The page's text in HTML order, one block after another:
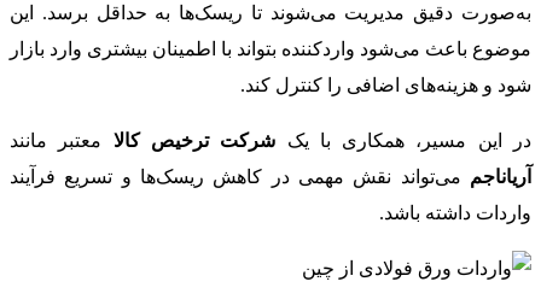
به‌صورت دقیق مدیریت می‌شوند تا ریسک‌ها به حداقل برسد. این
موضوع باعث می‌شود واردکننده بتواند با اطمینان بیشتری وارد بازار
شود و هزینه‌های اضافی را کنترل کند.
در این مسیر، همکاری با یک شرکت ترخیص کالا معتبر مانند
آریاناجم می‌تواند نقش مهمی در کاهش ریسک‌ها و تسریع فرآیند
واردات داشته باشد.